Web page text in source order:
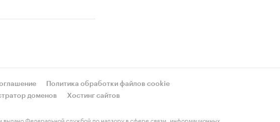
Политика обработки файлов cookie
доменов Хостинг сайтов
Федеральной службой по надзору в сфере связи, информационных